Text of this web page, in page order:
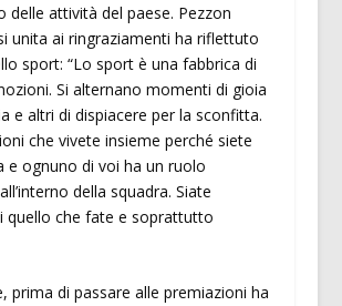
delle attività del paese. Pezzon
unita ai ringraziamenti ha riflettuto
sport: “Lo sport è una fabbrica di
Si alternano momenti di gioia
e altri di dispiacere per la sconfitta.
che vivete insieme perché siete
e ognuno di voi ha un ruolo
della squadra. Siate
quello che fate e soprattutto
prima di passare alle premiazioni ha